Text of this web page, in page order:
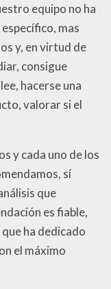
equipo no ha
mas
y, en virtud de
consigue
hacerse una
valorar si el
y cada uno de los
sí
que
es fiable,
ha dedicado
el máximo